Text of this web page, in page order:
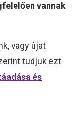
vannak
vagy újat
tudjuk ezt
és